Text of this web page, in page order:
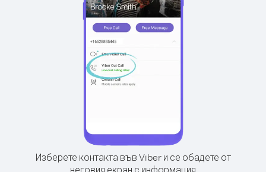
Изберете контакта във Viber и се обадете от
неговия екран с информация